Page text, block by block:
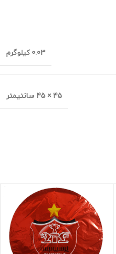
0.03 کیلوگرم
45 × 45 سانتیمتر